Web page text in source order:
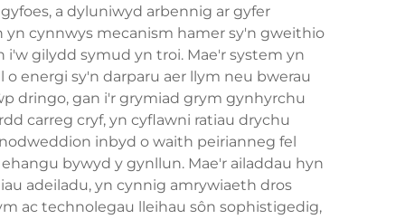
a dyluniwyd arbennig ar gyfer
cynnwys mecanism hamer sy'n gweithio
gilydd symud yn troi. Mae'r system yn
energi sy'n darparu aer llym neu bwerau
dringo, gan i'r grymiad grym gynhyrchu
carreg cryf, yn cyflawni ratiau drychu
inbyd o waith peirianneg fel
bywyd y gynllun. Mae'r ailaddau hyn
adeiladu, yn cynnig amrywiaeth dros
ac technolegau lleihau sôn sophistigedig,